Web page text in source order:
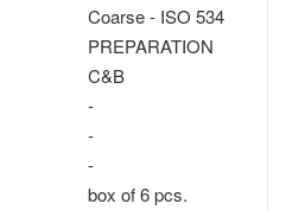
Coarse - ISO 534
PREPARATION
C&B
-
-
-
box of 6 pcs.